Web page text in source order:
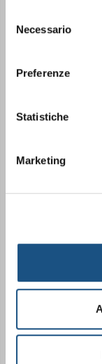
delNecessario
Preferenze
Statistiche
Marketing
TERRA